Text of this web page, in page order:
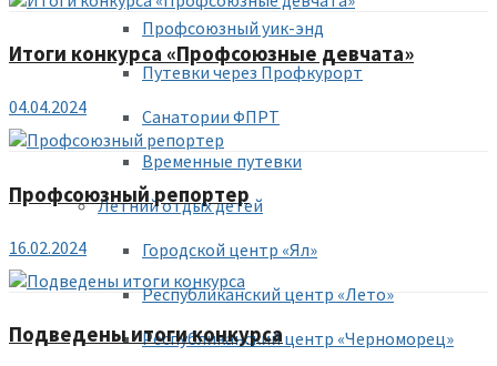
Профсоюзный уик-энд
Путевки через Профкурорт
Санатории ФПРТ
Временные путевки
Летний отдых детей
Городской центр «Ял»
Республиканский центр «Лето»
Республиканский центр «Черноморец»
Итоги конкурса «Профсоюзные девчата»
04.04.2024
Профсоюзный репортер
16.02.2024
Подведены итоги конкурса